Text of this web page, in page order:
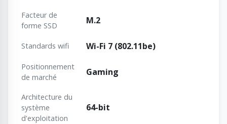
Facteur de
forme SSD
M.2
Standards wifi Wi-Fi 7 (802.11be)
Positionnement
de marché
Gaming
Architecture du
système
d'exploitation
64-bit